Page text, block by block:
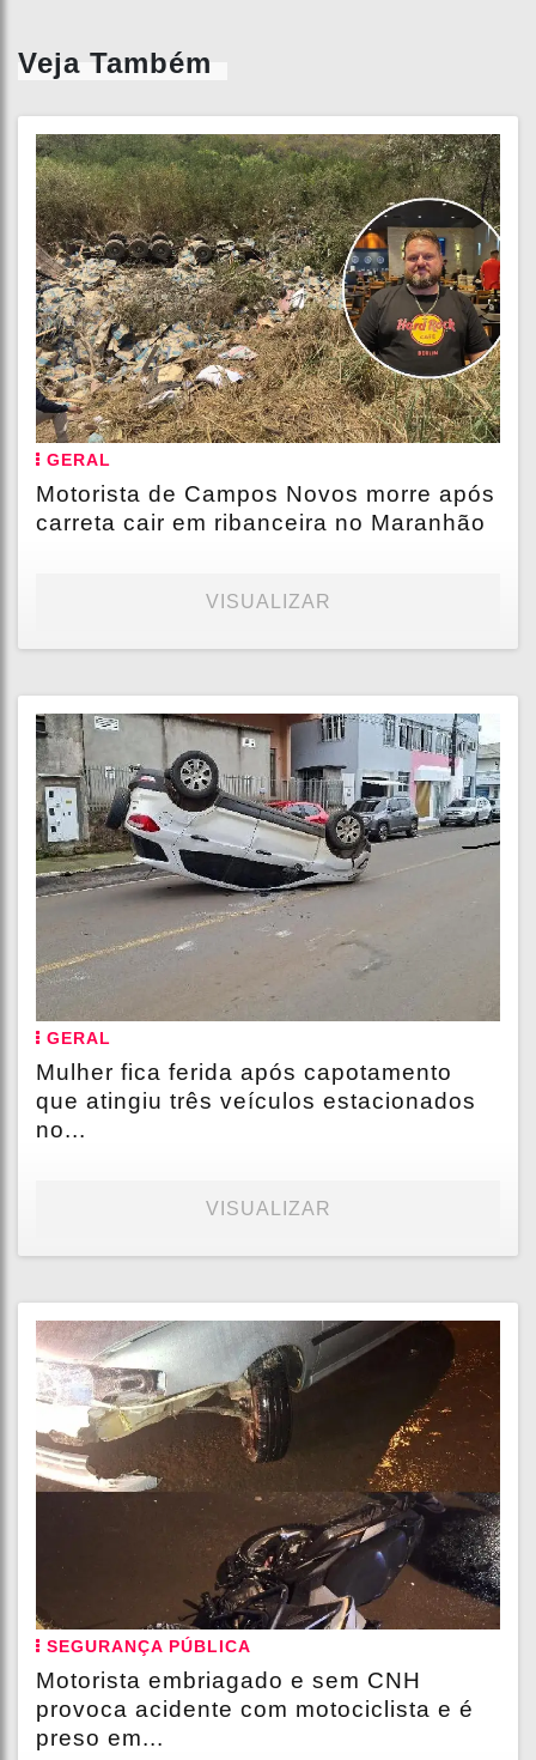
Veja Também
GERAL
Motorista de Campos Novos morre após
carreta cair em ribanceira no Maranhão
VISUALIZAR
GERAL
Mulher fica ferida após capotamento
que atingiu três veículos estacionados
no...
VISUALIZAR
SEGURANÇA PÚBLICA
Motorista embriagado e sem CNH
provoca acidente com motociclista e é
preso em...